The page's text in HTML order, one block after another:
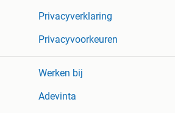
Privacyverklaring
Privacyvoorkeuren
Werken bij
Adevinta